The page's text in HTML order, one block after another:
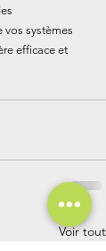
systèmes
efficace et
Voir tout